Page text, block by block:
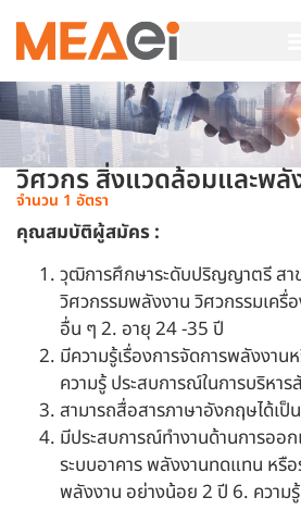
วิศวกร สิ่งแวดล้อมและพลั
จำนวน 1 อัตรา
คุณสมบัติผู้สมัคร :
วุฒิการศึกษาระดับปริญญาตรี สา
วิศวกรรมพลังงาน วิศวกรรมเครื่
อื่น ๆ 2. อายุ 24 -35 ปี
มีความรู้เรื่องการจัดการพลังงา
ความรู้ ประสบการณ์ในการบริหา
สามารถสื่อสารภาษาอังกฤษได้เป็
มีประสบการณ์ทำงานด้านการออ
ระบบอาคาร พลังงานทดแทน หรือ
พลังงาน อย่างน้อย 2 ปี 6. ความรู้